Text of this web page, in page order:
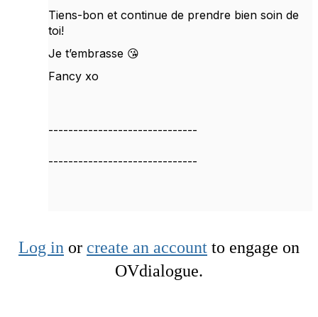
Tiens-bon et continue de prendre bien soin de
toi!
Je t’embrasse 😘
Fancy xo
------------------------------
------------------------------
Log in or create an account to engage on
OVdialogue.